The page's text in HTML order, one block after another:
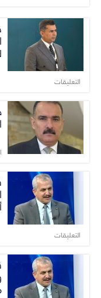
التعليقات
التعليقات